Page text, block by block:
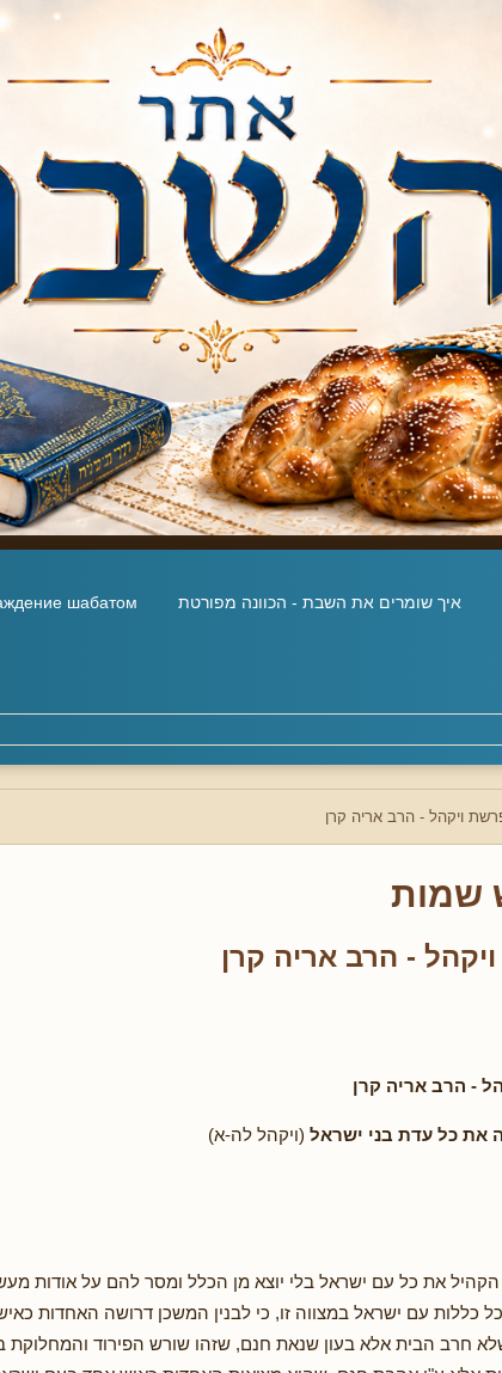
איך שומרים את השבת - הכוונה מפורטת шабатом
ויקהל - הרב אריה קרן
שמות
- הרב אריה קרן
- הרב אריה קרן
את כל עדת בני ישראל (ויקהל לה-א)
את כל עם ישראל בלי יוצא מן הכלל ומסר להם על אודות
כללות עם ישראל במצווה זו, כי לבנין המשכן דרושה האחדות
חרב הבית אלא בעון שנאת חנם, שזהו שורש הפירוד והמחלוקת